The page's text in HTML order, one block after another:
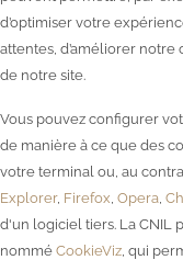
d’optimiser votre
attentes, d’améliorer
de notre site.
Vous pouvez configurer
de manière à ce que des
votre terminal ou, au
Explorer, Firefox, Opera,
d'un logiciel tiers. La CNIL
nommé CookieViz, qui